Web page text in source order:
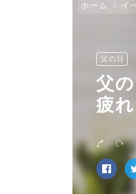
ホーム イ
父の日
父
疲